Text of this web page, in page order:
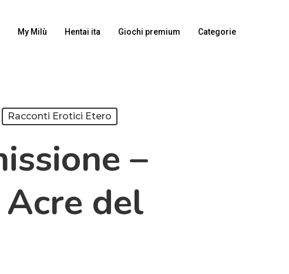
My Milù Hentai ita Giochi premium Categorie
Racconti Erotici Etero
–
del